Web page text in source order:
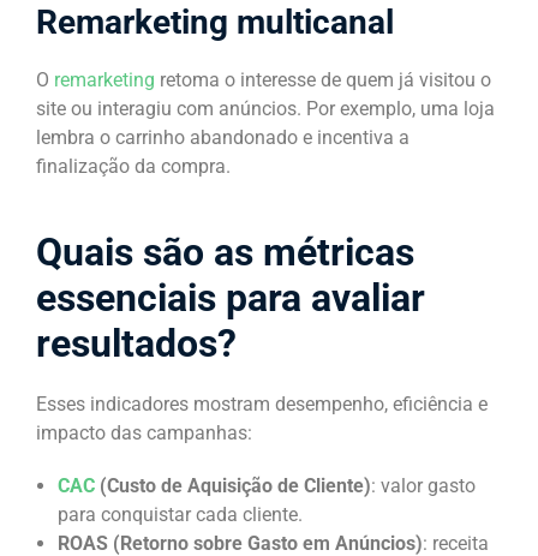
Remarketing multicanal
O remarketing retoma o interesse de quem já visitou o
site ou interagiu com anúncios. Por exemplo, uma loja
lembra o carrinho abandonado e incentiva a
finalização da compra.
Quais são as métricas
essenciais para avaliar
resultados?
Esses indicadores mostram desempenho, eficiência e
impacto das campanhas:
CAC (Custo de Aquisição de Cliente): valor gasto
para conquistar cada cliente.
ROAS (Retorno sobre Gasto em Anúncios): receita